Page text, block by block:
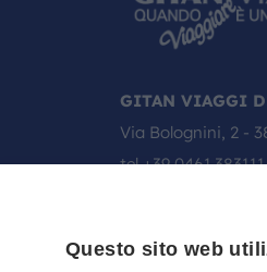
GITAN VIAGGI
Via Bolognini, 2 -
tel+39 0461.383111
Questo sito web